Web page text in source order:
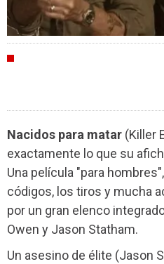
Nacidos para matar (Killer
exactamente lo que su
Una película "para
códigos, los tiros y mucha
por un gran elenco
Owen y Jason Statham.
Un asesino de élite (Jason